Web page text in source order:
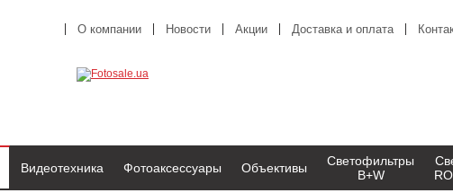
О компании Новости Акции Доставка и оплата
Видеотехника Фотоаксессуары Объективы
Светофильтры
B+W